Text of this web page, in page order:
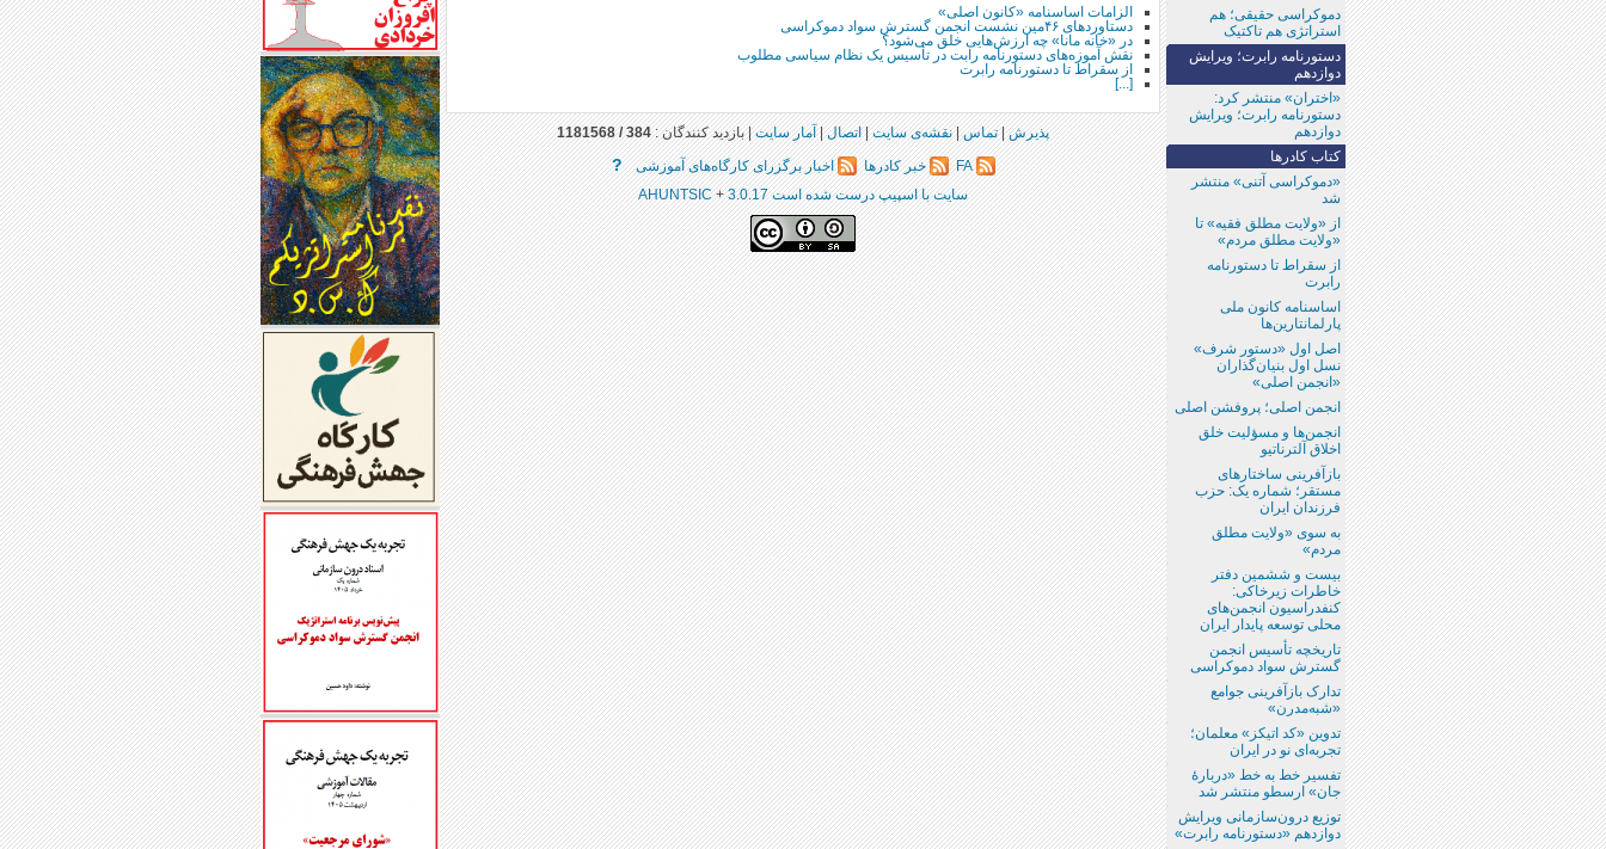
الزامات اساسنامه «کانون اصلی»‌
دستاوردهای ۴۶‌مین نشست انجمن گسترش سواد دموکراسی
در «خانه مانا» چه ارزش‌هایی خلق می‌شود؟
نقش آموزه‌های دستورنامه رابت در تأسیس یک نظام سیاسی مطلوب
از سقراط تا دستورنامه رابرت
[...]
دموکراسی حقیقی؛ هم
استراتژی هم تاکتیک
دستورنامه رابرت؛ ویرایش
دوازدهم
«اختران»‌ منتشر کرد:
دستورنامه رابرت؛ ویرایش
دوازدهم
کتاب کادرها
«دموکراسی آتنی» منتشر
شد
از «ولایت مطلق فقیه‌» تا
«ولایت مطلق مردم»
از سقراط تا دستورنامه
رابرت
اساسنامه کانون ملی
پارلمانتارین‌ها
اصل اول «دستور شرف»‌
نسل اول بنیان‌گذاران
«انجمن اصلی»
انجمن اصلی؛ پروفشن اصلی
انجمن‌ها و مسؤلیت خلق
اخلاق آلترناتیو
بازآفرینی ساختارهای
مستقر؛ شماره یک: حزب
فرزندان ایران
به سوی «ولایت مطلق
مردم»
بیست و ششمین دفتر
خاطرات زیرخاکی:
کنفدراسیون انجمن‌های
محلی توسعه پایدار ایران
تاریخچه تأسیس انجمن
گسترش سواد دموکراسی
تدارک بازآفرینی جوامع
«شبه‌مدرن»
تدوین «کد اتیکز»‌ معلمان؛
تجربه‌ای نو در ایران
تفسیر خط به خط «دربارۀ
جان» ارسطو منتشر شد
توزیع درون‌سازمانی ویرایش
دوازدهم «دستورنامه رابرت»
پذيرش|تماس|نقشه‌ى سايت|اتصال|آمار سايت|بازديد كنندگان :384 /
1181568
FA خبر كادرها اخبار برگزرای کارگاه‌های آموزشی ?
سايت با اسپيپ درست شده است 3.0.17 +
AHUNTSIC